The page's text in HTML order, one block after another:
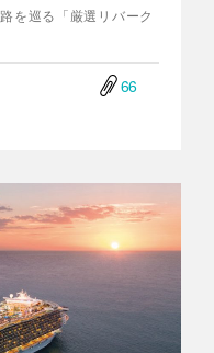
を巡る「厳選リバーク
66